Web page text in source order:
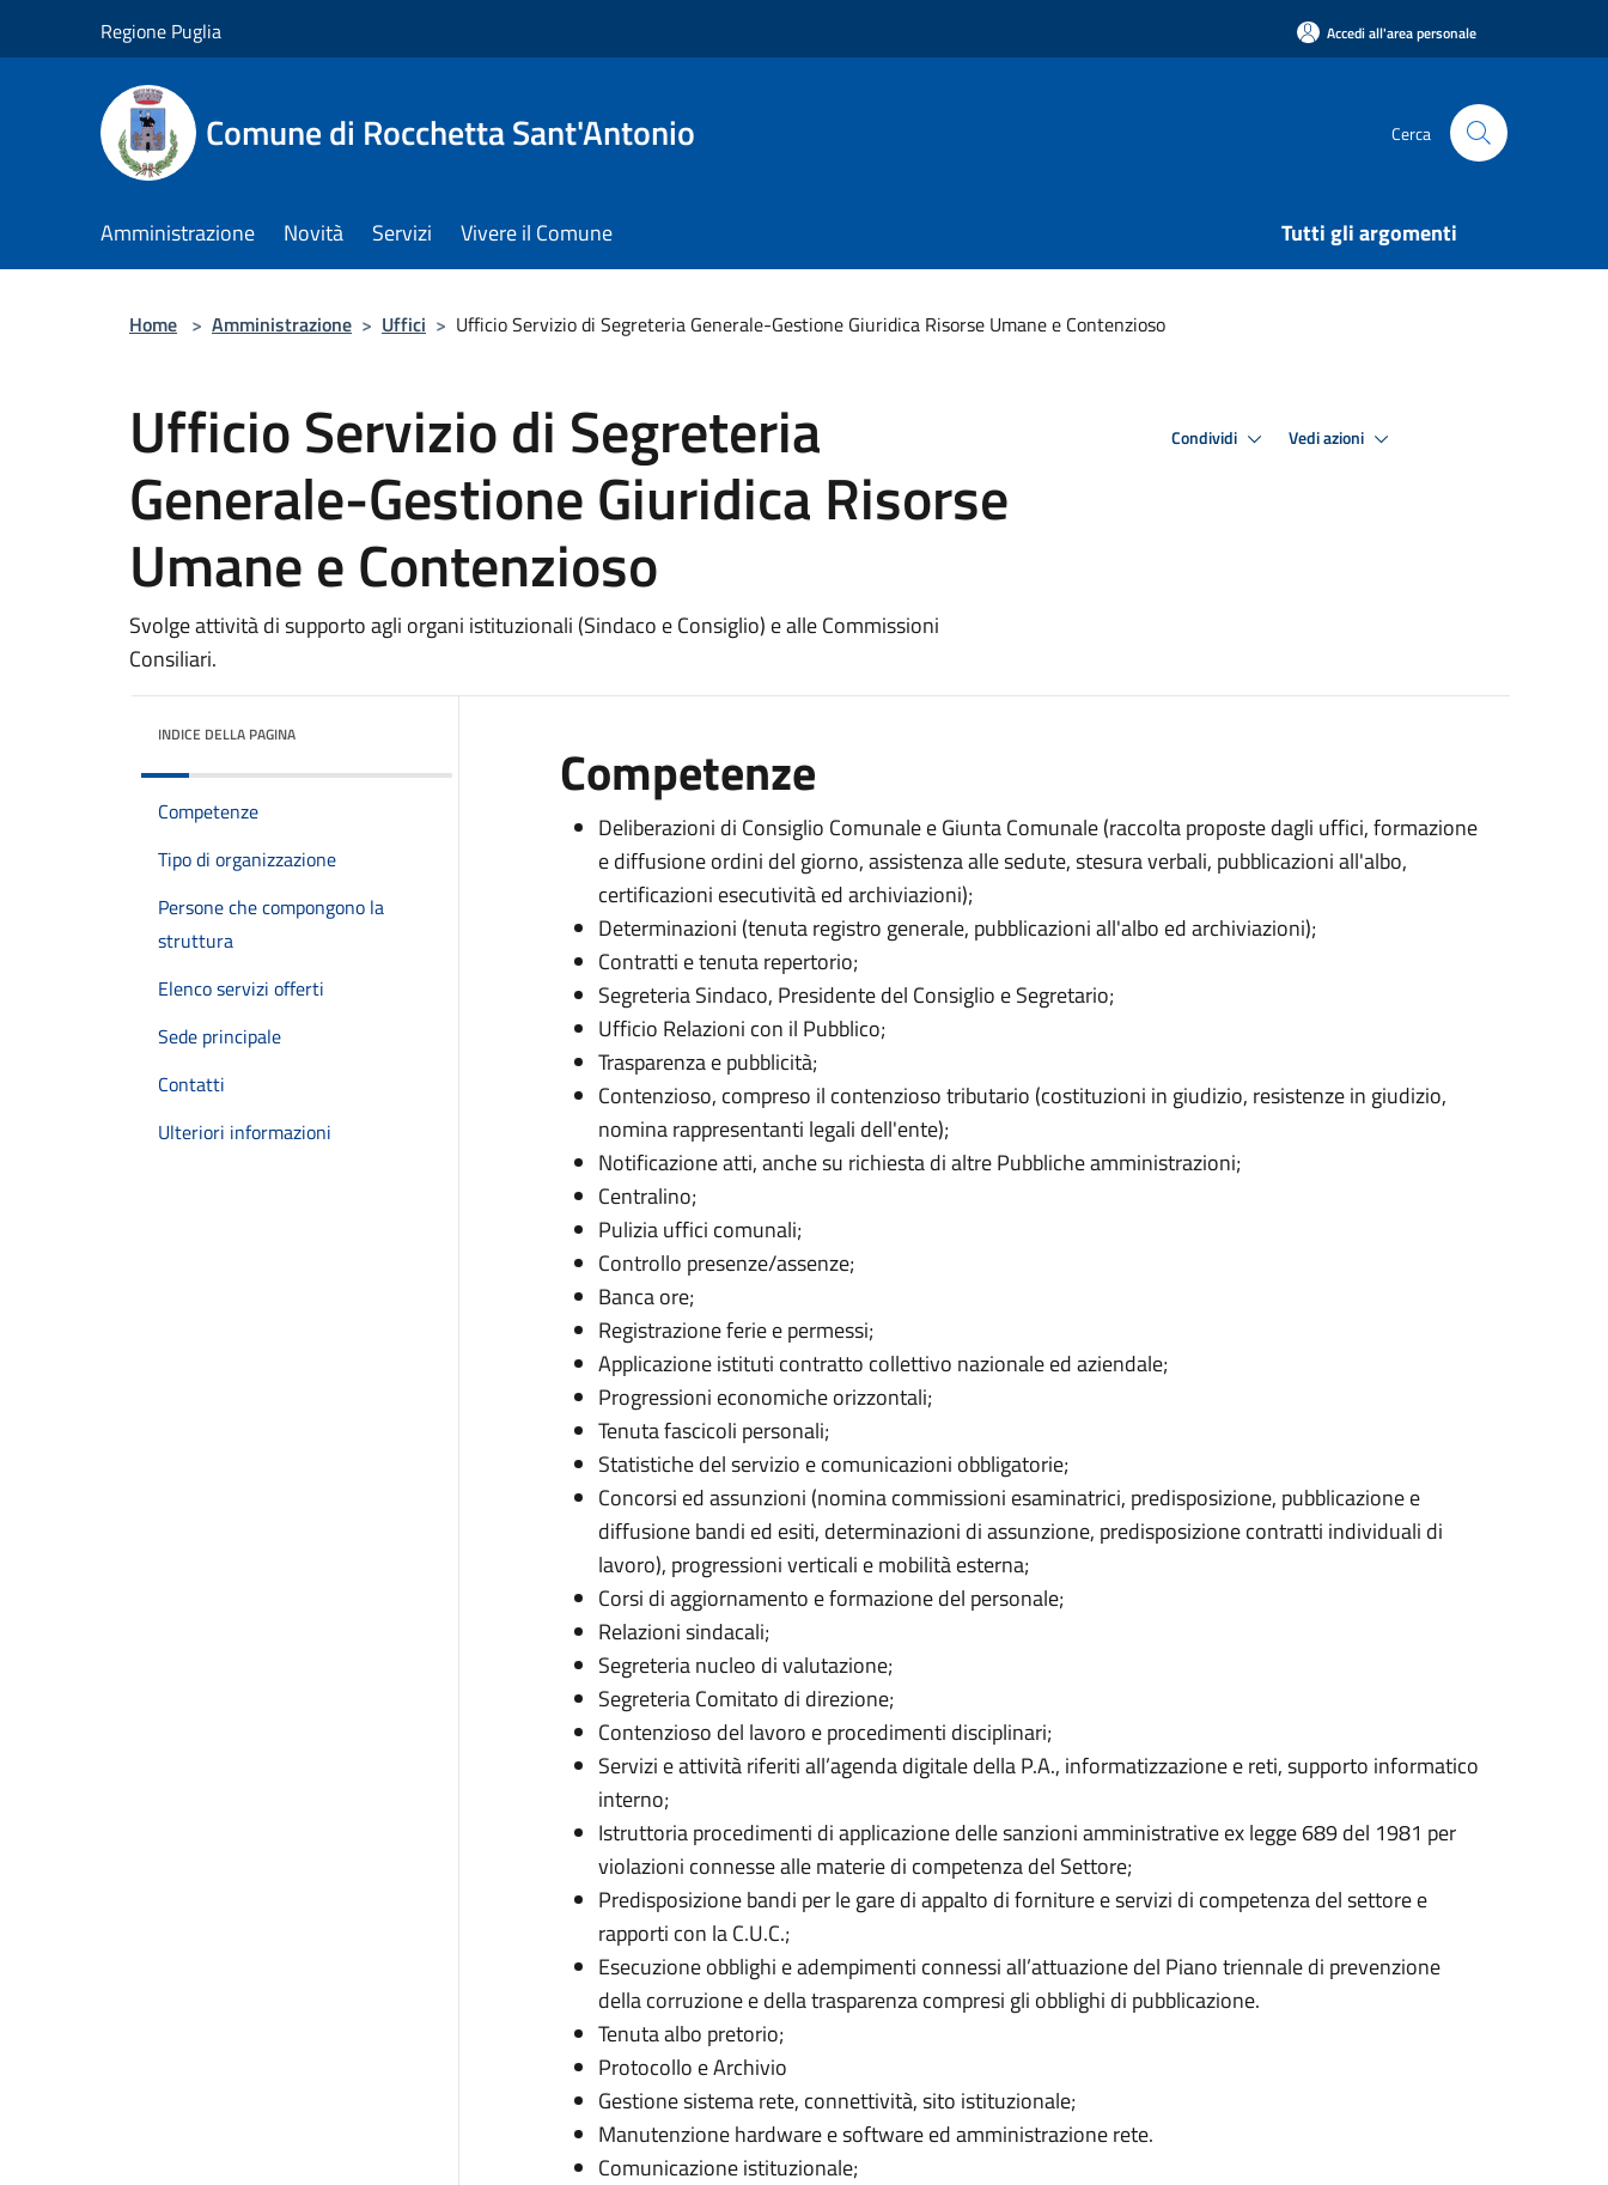
Regione Puglia Accedi all'area personale
Comune di Rocchetta Sant'Antonio Cerca
Amministrazione Novità Servizi Vivere il Comune Tutti gli argomenti
Home > Amministrazione > Uffici > Ufficio Servizio di Segreteria Generale-Gestione Giuridica Risorse Umane e Contenzioso
Ufficio Servizio di Segreteria
Generale-Gestione Giuridica Risorse
Umane e Contenzioso
Svolge attività di supporto agli organi istituzionali (Sindaco e Consiglio) e alle Commissioni
Consiliari.
Condividi Vedi azioni
INDICE DELLA PAGINA
Competenze
Tipo di organizzazione
Persone che compongono la
struttura
Elenco servizi offerti
Sede principale
Contatti
Ulteriori informazioni
Competenze
Deliberazioni di Consiglio Comunale e Giunta Comunale (raccolta proposte dagli uffici, formazione
e diffusione ordini del giorno, assistenza alle sedute, stesura verbali, pubblicazioni all'albo,
certificazioni esecutività ed archiviazioni);
Determinazioni (tenuta registro generale, pubblicazioni all'albo ed archiviazioni);
Contratti e tenuta repertorio;
Segreteria Sindaco, Presidente del Consiglio e Segretario;
Ufficio Relazioni con il Pubblico;
Trasparenza e pubblicità;
Contenzioso, compreso il contenzioso tributario (costituzioni in giudizio, resistenze in giudizio,
nomina rappresentanti legali dell'ente);
Notificazione atti, anche su richiesta di altre Pubbliche amministrazioni;
Centralino;
Pulizia uffici comunali;
Controllo presenze/assenze;
Banca ore;
Registrazione ferie e permessi;
Applicazione istituti contratto collettivo nazionale ed aziendale;
Progressioni economiche orizzontali;
Tenuta fascicoli personali;
Statistiche del servizio e comunicazioni obbligatorie;
Concorsi ed assunzioni (nomina commissioni esaminatrici, predisposizione, pubblicazione e
diffusione bandi ed esiti, determinazioni di assunzione, predisposizione contratti individuali di
lavoro), progressioni verticali e mobilità esterna;
Corsi di aggiornamento e formazione del personale;
Relazioni sindacali;
Segreteria nucleo di valutazione;
Segreteria Comitato di direzione;
Contenzioso del lavoro e procedimenti disciplinari;
Servizi e attività riferiti all’agenda digitale della P.A., informatizzazione e reti, supporto informatico
interno;
Istruttoria procedimenti di applicazione delle sanzioni amministrative ex legge 689 del 1981 per
violazioni connesse alle materie di competenza del Settore;
Predisposizione bandi per le gare di appalto di forniture e servizi di competenza del settore e
rapporti con la C.U.C.;
Esecuzione obblighi e adempimenti connessi all’attuazione del Piano triennale di prevenzione
della corruzione e della trasparenza compresi gli obblighi di pubblicazione.
Tenuta albo pretorio;
Protocollo e Archivio
Gestione sistema rete, connettività, sito istituzionale;
Manutenzione hardware e software ed amministrazione rete.
Comunicazione istituzionale;